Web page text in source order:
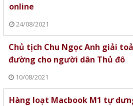
online
24/08/2021
Chủ tịch Chu Ngọc Anh giải
đường cho người dân Thủ đô
10/08/2021
Hàng loạt Macbook M1 tự